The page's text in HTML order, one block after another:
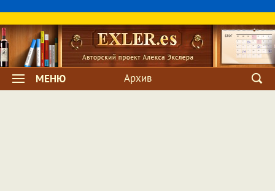
МЕНЮ Архив